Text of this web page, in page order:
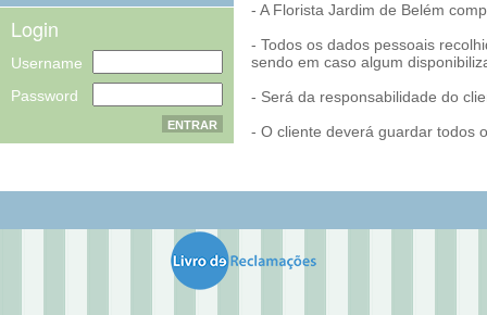
Login
Username
Password
- A Florista Jardim de Belém
- Todos os dados pessoais
sendo em caso algum
- Será da responsabilidade do
- O cliente deverá guardar todos